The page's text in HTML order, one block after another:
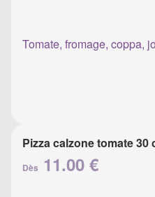
Tomate, fromage, coppa,
Pizza calzone tomate 30
Dès 11.00 €